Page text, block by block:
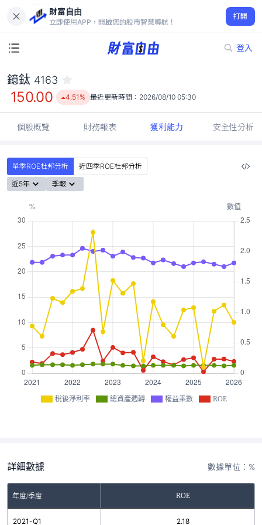
財富自由
立即使用APP，開啟您的股市智慧導航！
打開
登入
150.00
4.51%
鐿鈦 4163
150.00 4.51% 最近更新時間： 2026/08/10 05:30
個股概覽 財務報表 獲利能力 安全性分析
單季ROE杜邦分析
近四季ROE杜邦分析
近5年
季報
稅後淨利率 總資產週轉 權益乘數 ROE
詳細數據 數據單位：%
年度/季度 ROE
2021-Q1 2.18